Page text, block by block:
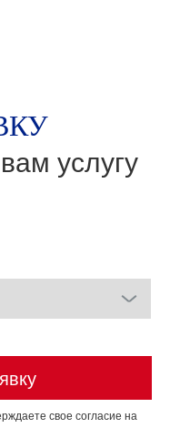
услугу
свое согласие на